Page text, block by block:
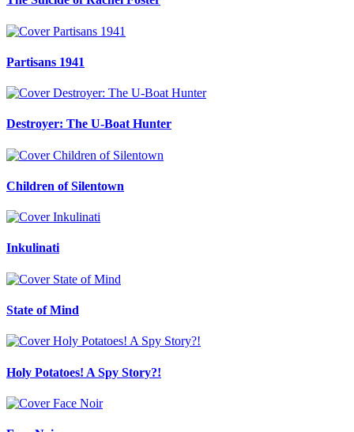
Partisans 1941
Destroyer: The U-Boat Hunter
Children of Silentown
Inkulinati
State of Mind
Holy Potatoes! A Spy Story?!